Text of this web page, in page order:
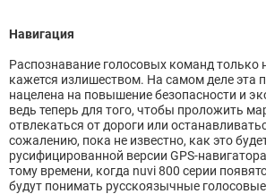
Навигация
Распознавание голосовых команд только
кажется излишеством. На самом деле эта
нацелена на повышение безопасности и
ведь теперь для того, чтобы проложить
отвлекаться от дороги или
сожалению, пока не известно, как это
русифицированной версии GPS-
тому времени, когда nuvi 800 серии
будут понимать русскоязычные